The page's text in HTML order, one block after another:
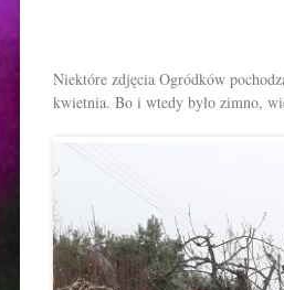
Niektóre zdjęcia Ogródków
kwietnia. Bo i wtedy było zimno,